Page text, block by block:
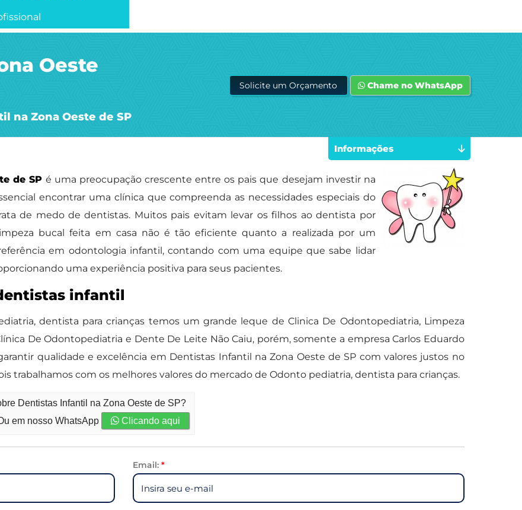
Oeste
na Zona Oeste de SP
Solicite um Orçamento Chame no WhatsApp
de SP é uma preocupação crescente entre os pais que desejam investir na
encontrar uma clínica que compreenda as necessidades especiais do
de medo de dentistas. Muitos pais evitam levar os filhos ao dentista por
bucal feita em casa não é tão eficiente quanto a realizada por um
em odontologia infantil, contando com uma equipe que sabe lidar
uma experiência positiva para seus pacientes.
infantil
dentista para crianças temos um grande leque de Clinica De Odontopediatria, Limpeza
De Odontopediatria e Dente De Leite Não Caiu, porém, somente a empresa Carlos Eduardo
qualidade e excelência em Dentistas Infantil na Zona Oeste de SP com valores justos no
trabalhamos com os melhores valores do mercado de Odonto pediatria, dentista para crianças.
Dentistas Infantil na Zona Oeste de SP?
em nosso WhatsApp Clicando aqui
Email: *
Informações